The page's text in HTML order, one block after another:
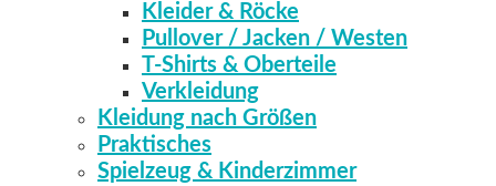
Kleider & Röcke
Pullover / Jacken / Westen
T-Shirts & Oberteile
Verkleidung
Kleidung nach Größen
Praktisches
Spielzeug & Kinderzimmer